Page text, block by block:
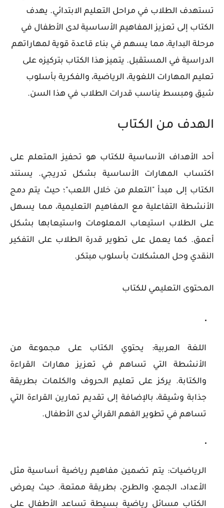
تستهدف الطلاب في مراحل التعليم الابتدائي. يهدف
الكتاب إلى تعزيز المفاهيم الأساسية لدى الأطفال في
مرحلة البداية، مما يسهم في بناء قاعدة قوية لمهاراتهم
الدراسية في المستقبل. يتميز هذا الكتاب بتركيزه على
تعليم المهارات اللغوية، الرياضية، والفكرية بأسلوب
شيق ومبسط يناسب قدرات الطلاب في هذا السن.
الهدف من الكتاب
أحد الأهداف الأساسية للكتاب هو تحفيز المتعلم على
اكتساب المهارات الأساسية بشكل تدريجي. يستند
الكتاب إلى مبدأ "التعلم من خلال اللعب"؛ حيث يتم دمج
الأنشطة التفاعلية مع المفاهيم التعليمية، مما يسهل
على الطلاب استيعاب المعلومات واستيعابها بشكل
أعمق. كما يعمل على تطوير قدرة الطلاب على التفكير
النقدي وحل المشكلات بأسلوب مبتكر.
المحتوى التعليمي للكتاب
اللغة العربية: يحتوي الكتاب على مجموعة من
الأنشطة التي تساهم في تعزيز مهارات القراءة
والكتابة. يركز على تعليم الحروف والكلمات بطريقة
جذابة وشيقة، بالإضافة إلى تقديم تمارين القراءة التي
تساهم في تطوير الفهم القرائي لدى الأطفال.
الرياضيات: يتم تضمين مفاهيم رياضية أساسية مثل
الأعداد، الجمع، والطرح، بطريقة ممتعة. حيث يعرض
الكتاب مسائل رياضية بسيطة تساعد الأطفال على